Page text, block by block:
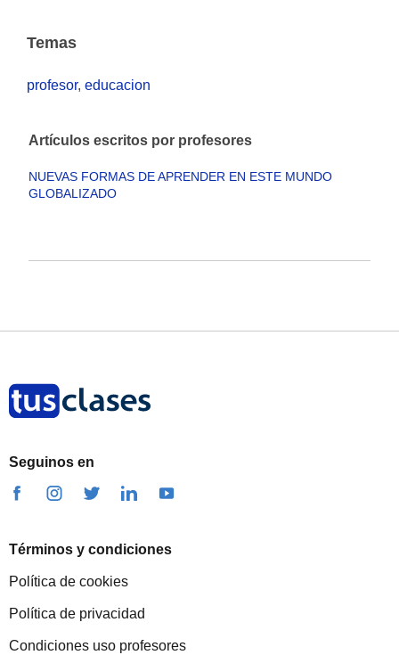
Temas
profesor, educacion
Artículos escritos por profesores
NUEVAS FORMAS DE APRENDER EN ESTE MUNDO
GLOBALIZADO
Seguinos en
Términos y condiciones
Política de cookies
Política de privacidad
Condiciones uso profesores